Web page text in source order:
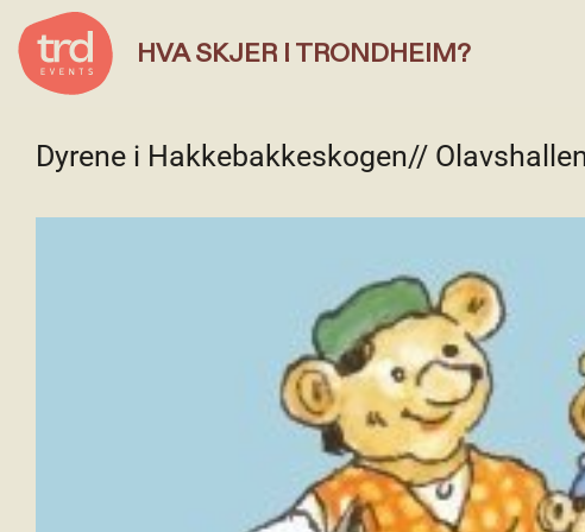
HVA SKJER I TRONDHEIM?
Dyrene i Hakkebakkeskogen//